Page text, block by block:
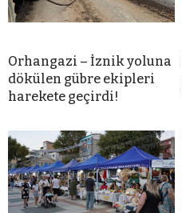
Orhangazi – İznik yoluna
dökülen gübre ekipleri
harekete geçirdi!